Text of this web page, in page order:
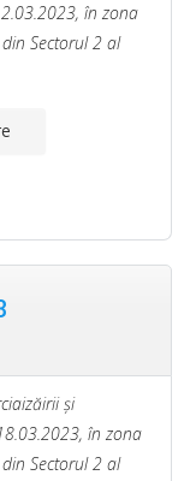
în zona
Sectorul 2 al
şi
în zona
Sectorul 2 al